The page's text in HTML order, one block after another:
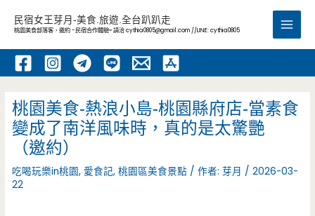
內
民宿女王芽月-美食.旅遊.全台趴趴走
桃園美食部落客，邀約 -民宿合作體驗~ 請洽cythia0805@gmail.com //LINE: cythia0805
Main
桃園美食-熱浪小島-桃園縣府店-當素食
變成了南洋風味時，真的是太驚艷
（邀約）
吃喝玩樂in桃園, 愛食記,桃園區美食景點 / 作者:芽月 /2026-03-
22